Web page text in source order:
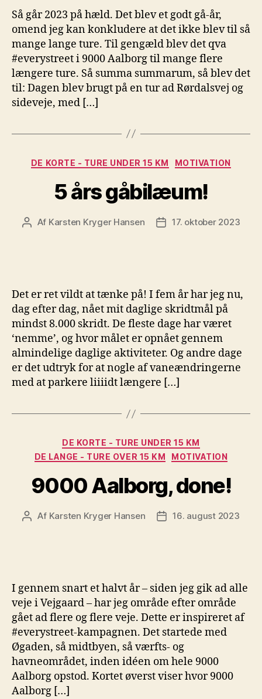
Så går 2023 på hæld. Det blev et godt gå-år,
omend jeg kan konkludere at det ikke blev til så
mange lange ture. Til gengæld blev det qva
#everystreet i 9000 Aalborg til mange flere
længere ture. Så summa summarum, så blev det
til: Dagen blev brugt på en tur ad Rørdalsvej og
sideveje, med […]
Kategorier
DE KORTE - TURE UNDER 15 KM MOTIVATION
5 års gåbilæum!
Indlægsforfatter
Af Karsten Kryger Hansen Indlægsdato
17. oktober 2023
Det er ret vildt at tænke på! I fem år har jeg nu,
dag efter dag, nået mit daglige skridtmål på
mindst 8.000 skridt. De fleste dage har været
‘nemme’, og hvor målet er opnået gennem
almindelige daglige aktiviteter. Og andre dage
er det udtryk for at nogle af vaneændringerne
med at parkere liiiidt længere […]
Kategorier
DE KORTE - TURE UNDER 15 KM
DE LANGE - TURE OVER 15 KM
MOTIVATION
9000 Aalborg, done!
Indlægsforfatter
Af Karsten Kryger Hansen Indlægsdato
16. august 2023
I gennem snart et halvt år – siden jeg gik ad alle
veje i Vejgaard – har jeg område efter område
gået ad flere og flere veje. Dette er inspireret af
#everystreet-kampagnen. Det startede med
Øgaden, så midtbyen, så værfts- og
havneområdet, inden idéen om hele 9000
Aalborg opstod. Kortet øverst viser hvor 9000
Aalborg […]